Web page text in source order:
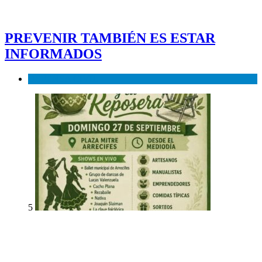
PREVENIR TAMBIÉN ES ESTAR
INFORMADOS
5